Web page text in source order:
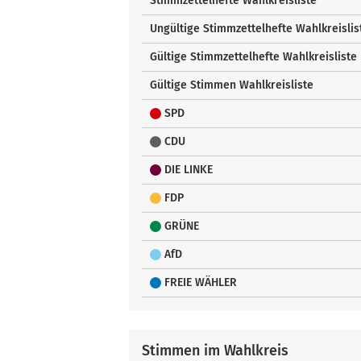
Ungültige Stimmzettelhefte
Gültige Stimmzettelhefte Wahlkreisliste
Gültige Stimmen Wahlkreisliste
SPD
CDU
DIE LINKE
FDP
GRÜNE
AfD
FREIE WÄHLER
Stimmen im Wahlkreis